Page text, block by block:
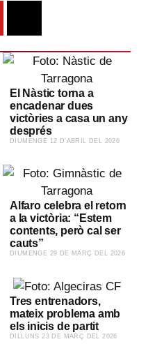
El Nàstic torna a
encadenar dues
victòries a casa un any
després
​DIUMENGE 12 D'ABRIL DEL 2026
Alfaro celebra el retorn
a la victòria: “Estem
contents, però cal ser
cauts”
​DIUMENGE 29 DE MARÇ DEL 2026
Tres entrenadors,
mateix problema amb
els inicis de partit
​DILLUNS 23 DE MARÇ DEL 2026